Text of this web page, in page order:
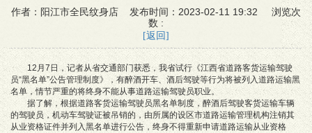
作者：阳江市全民纹身店 发布时间：2023-02-11 19:32 浏览次
数 :
[返回]
12月7日，记者从省交通部门获悉，我省试行《江西省道路客货运输驾驶
员“黑名单”公告管理制度》，有醉酒开车、酒后驾驶等行为将被列入道路运输黑
名单，情节严重的将终身不能从事道路运输驾驶员职业。
据了解，根据道路客货运输驾驶员黑名单制度，醉酒后驾驶客货运输车辆
的驾驶员，机动车驾驶证被吊销的，由所属的设区市道路运输管理机构注销其
从业资格证件并列入黑名单进行公告，终身不得重新申请道路运输从业资格